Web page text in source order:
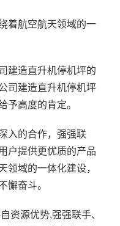
着航空航天领域的一
建造直升机停机坪的
司建造直升机停机坪
予高度的肯定。
入的合作，强强联
户提供更优质的产品
领域的一体化建设，
懈奋斗。
资源优势,强强联手、